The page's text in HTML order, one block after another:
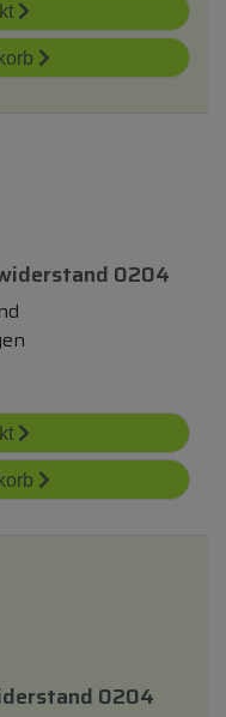
0204
0204